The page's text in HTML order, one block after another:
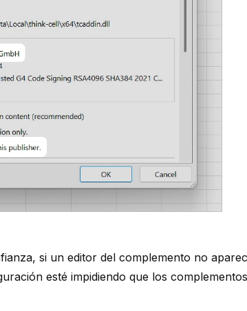
si un editor del complemento no
esté impidiendo que los